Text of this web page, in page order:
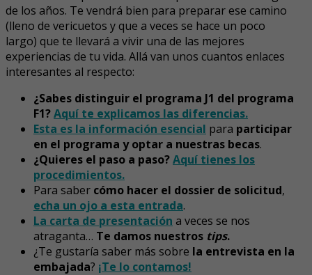
de los años. Te vendrá bien para preparar ese camino
(lleno de vericuetos y que a veces se hace un poco
largo) que te llevará a vivir una de las mejores
experiencias de tu vida. Allá van unos cuantos enlaces
interesantes al respecto:
¿Sabes distinguir el programa J1 del programa
F1?Aquí te explicamos las diferencias.
Esta es la información esencial para participar
en el programa y optar a nuestras becas.
¿Quieres el paso a paso?Aquí tienes los
procedimientos.
Para saber cómo hacer el dossier de solicitud,
echa un ojo a esta entrada.
La carta de presentación a veces se nos
atraganta… Te damos nuestros tips.
¿Te gustaría saber más sobre la entrevista en la
embajada? ¡Te lo contamos!